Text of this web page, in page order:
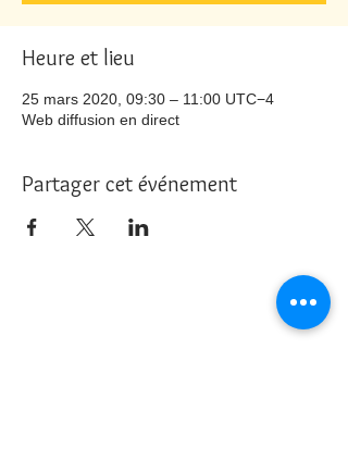
Heure et lieu
25 mars 2020, 09:30 – 11:00 UTC−4
Web diffusion en direct
Partager cet événement